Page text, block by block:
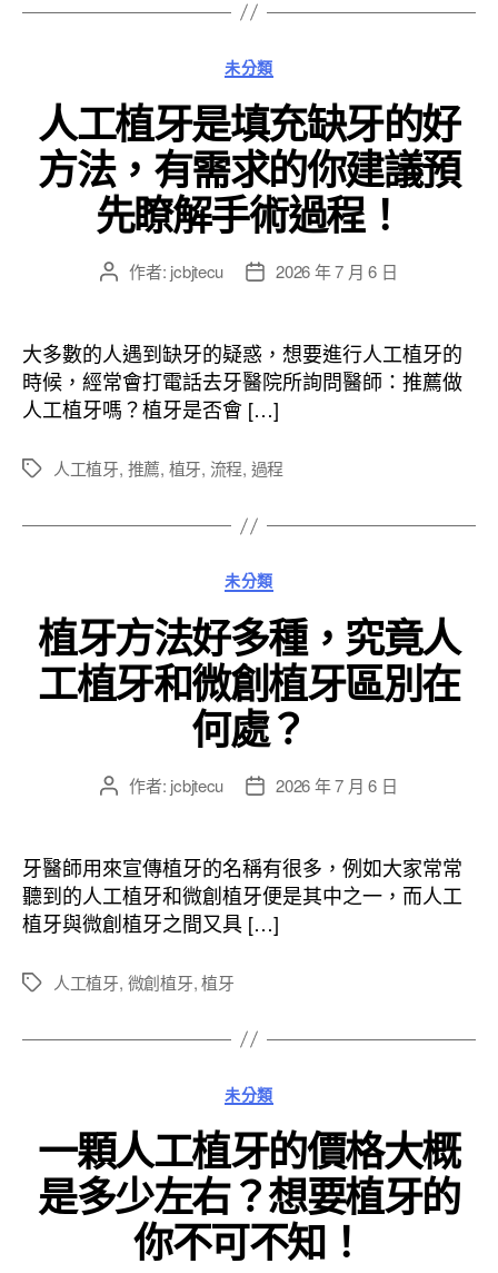
分
類
未分類
人工植牙是填充缺牙的好
方法，有需求的你建議預
先瞭解手術過程！
文
者
作者: jcbjtecu
文
佈
日
期
2026 年 7 月 6 日
大多數的人遇到缺牙的疑惑，想要進行人工植牙的
時候，經常會打電話去牙醫院所詢問醫師：推薦做
人工植牙嗎？植牙是否會 […]
標
人工植牙, 推薦, 植牙, 流程, 過程
分
類
未分類
植牙方法好多種，究竟人
工植牙和微創植牙區別在
何處？
文
者
作者: jcbjtecu
文
佈
日
期
2026 年 7 月 6 日
牙醫師用來宣傳植牙的名稱有很多，例如大家常常
聽到的人工植牙和微創植牙便是其中之一，而人工
植牙與微創植牙之間又具 […]
標
人工植牙, 微創植牙,植牙
分
類
未分類
一顆人工植牙的價格大概
是多少左右？想要植牙的
你不可不知！